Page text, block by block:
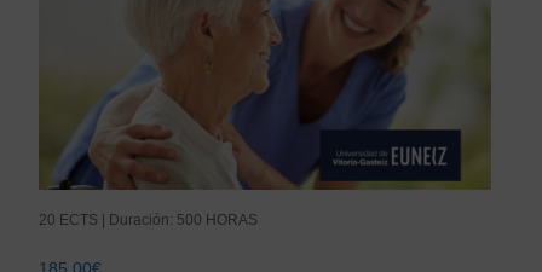
20 ECTS | Duración: 500 HORAS